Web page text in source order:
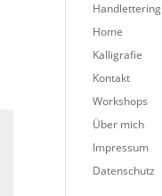
Handlettering
Home
Kalligrafie
Kontakt
Workshops
Über mich
Impressum
Datenschutz